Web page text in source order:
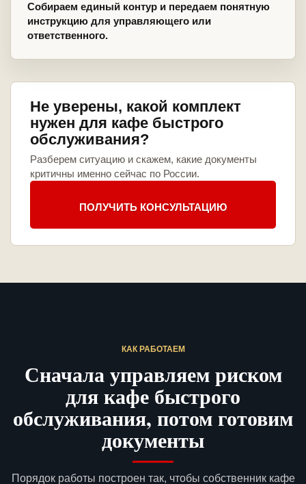
Собираем единый контур и передаем понятную
инструкцию для управляющего или
ответственного.
Не уверены, какой комплект
нужен для кафе быстрого
обслуживания?
Разберем ситуацию и скажем, какие документы
критичны именно сейчас по России.
ПОЛУЧИТЬ КОНСУЛЬТАЦИЮ
КАК РАБОТАЕМ
Сначала управляем риском
для кафе быстрого
обслуживания, потом готовим
документы
Порядок работы построен так, чтобы собственник кафе